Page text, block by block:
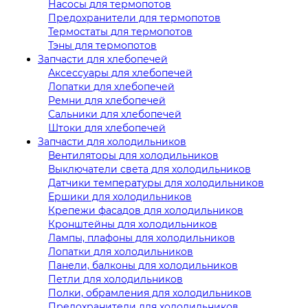
Насосы для термопотов
Предохранители для термопотов
Термостаты для термопотов
Тэны для термопотов
Запчасти для хлебопечей
Аксессуары для хлебопечей
Лопатки для хлебопечей
Ремни для хлебопечей
Сальники для хлебопечей
Штоки для хлебопечей
Запчасти для холодильников
Вентиляторы для холодильников
Выключатели света для холодильников
Датчики температуры для холодильников
Ершики для холодильников
Крепежи фасадов для холодильников
Кронштейны для холодильников
Лампы, плафоны для холодильников
Лопатки для холодильников
Панели, балконы для холодильников
Петли для холодильников
Полки, обрамления для холодильников